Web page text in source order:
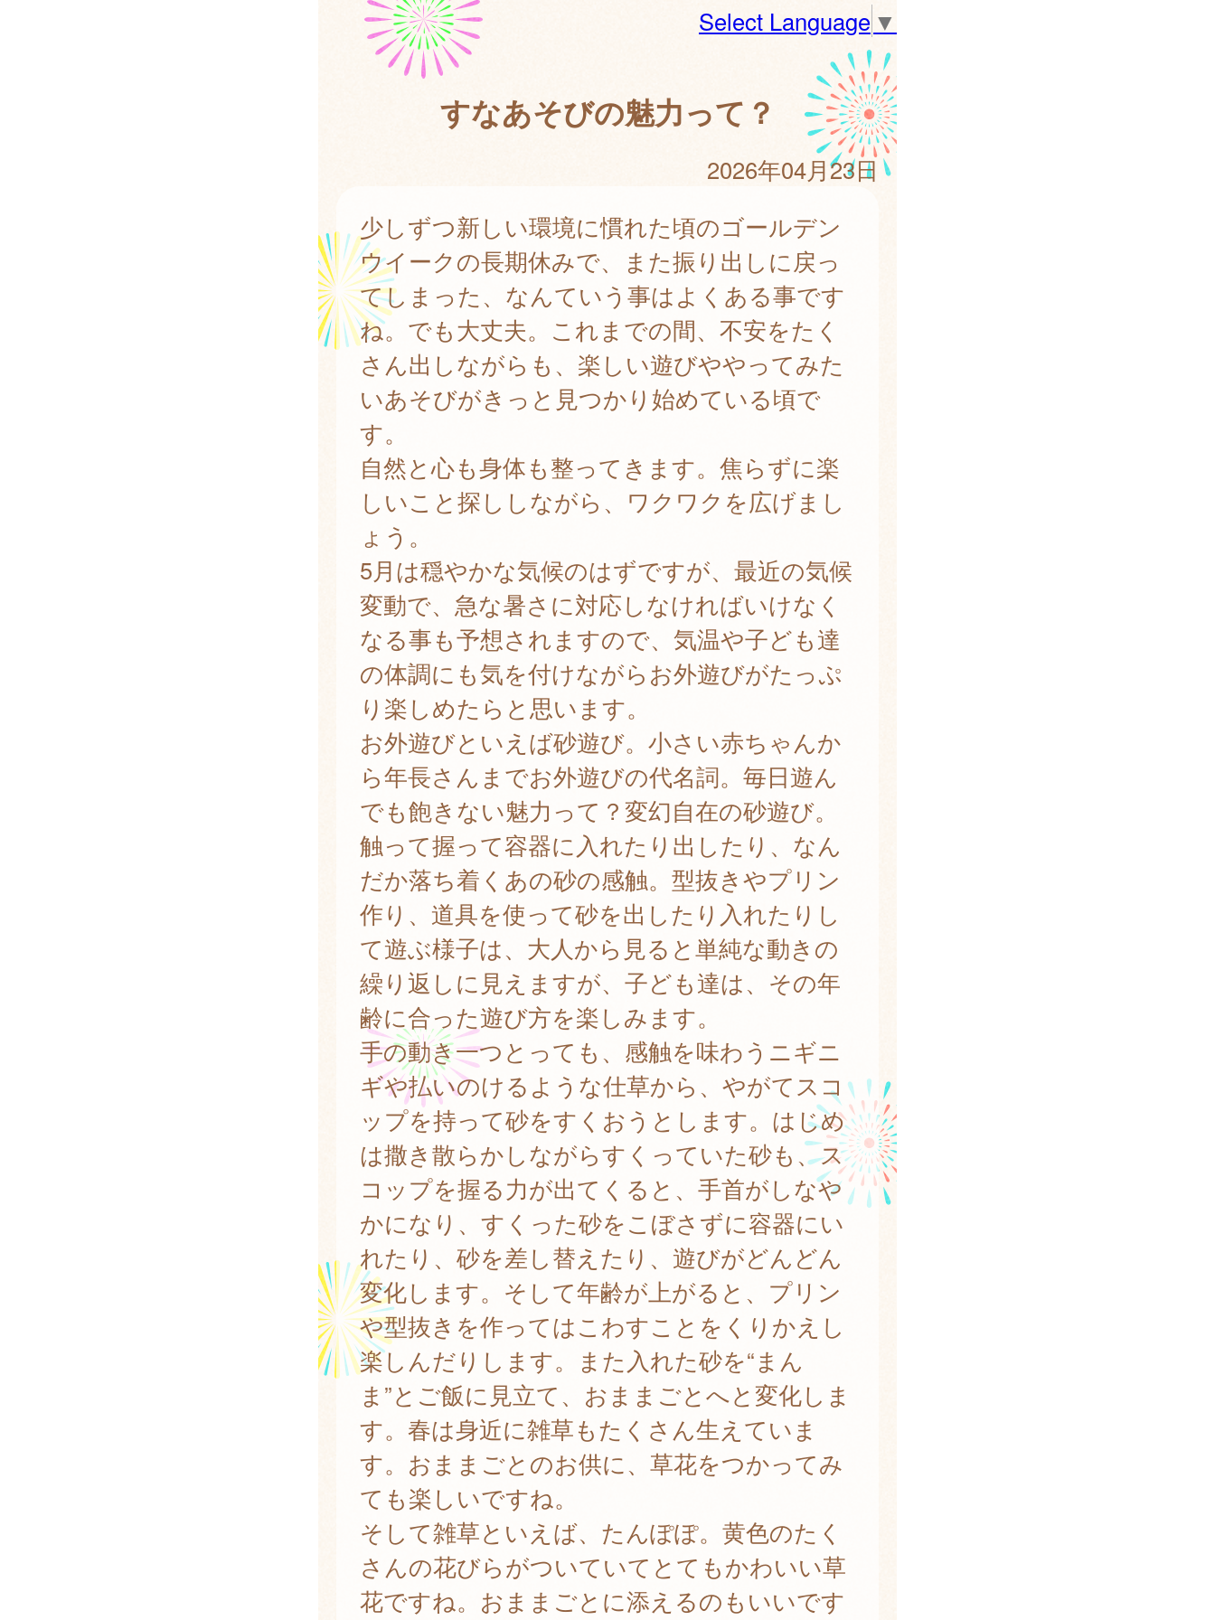
Select Language ▼
すなあそびの魅力って？
2026年04月23日
少しずつ新しい環境に慣れた頃のゴールデン
ウイークの長期休みで、また振り出しに戻っ
てしまった、なんていう事はよくある事です
ね。でも大丈夫。これまでの間、不安をたく
さん出しながらも、楽しい遊びややってみた
いあそびがきっと見つかり始めている頃で
す。
自然と心も身体も整ってきます。焦らずに楽
しいこと探ししながら、ワクワクを広げまし
ょう。
5月は穏やかな気候のはずですが、最近の気候
変動で、急な暑さに対応しなければいけなく
なる事も予想されますので、気温や子ども達
の体調にも気を付けながらお外遊びがたっぷ
り楽しめたらと思います。
お外遊びといえば砂遊び。小さい赤ちゃんか
ら年長さんまでお外遊びの代名詞。毎日遊ん
でも飽きない魅力って？変幻自在の砂遊び。
触って握って容器に入れたり出したり、なん
だか落ち着くあの砂の感触。型抜きやプリン
作り、道具を使って砂を出したり入れたりし
て遊ぶ様子は、大人から見ると単純な動きの
繰り返しに見えますが、子ども達は、その年
齢に合った遊び方を楽しみます。
手の動き一つとっても、感触を味わうニギニ
ギや払いのけるような仕草から、やがてスコ
ップを持って砂をすくおうとします。はじめ
は撒き散らかしながらすくっていた砂も、ス
コップを握る力が出てくると、手首がしなや
かになり、すくった砂をこぼさずに容器にい
れたり、砂を差し替えたり、遊びがどんどん
変化します。そして年齢が上がると、プリン
や型抜きを作ってはこわすことをくりかえし
楽しんだりします。また入れた砂を“まん
ま”とご飯に見立て、おままごとへと変化しま
す。春は身近に雑草もたくさん生えていま
す。おままごとのお供に、草花をつかってみ
ても楽しいですね。
そして雑草といえば、たんぽぽ。黄色のたく
さんの花びらがついていてとてもかわいい草
花ですね。おままごとに添えるのもいいです